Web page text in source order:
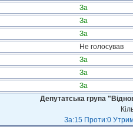
За
За
За
Не голосував
За
За
За
Депутатська група
За:15 Проти:0